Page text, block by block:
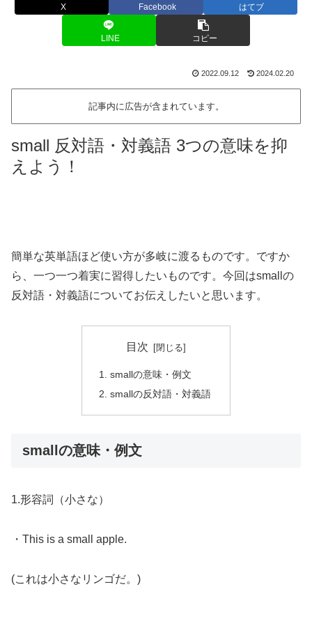
X Facebook はてブ
LINE コピー
2022.09.12 2024.02.20
記事内に広告が含まれています。
small 反対語・対義語 3つの意味を抑
えよう！
簡単な英単語ほど使い方が多岐に渡るものです。ですか
ら、一つ一つ着実に習得したいものです。今回はsmallの
反対語・対義語についてお伝えしたいと思います。
目次
smallの意味・例文
smallの反対語・対義語
smallの意味・例文
1.形容詞（小さな）
・This is a small apple.
(これは小さなリンゴだ。)